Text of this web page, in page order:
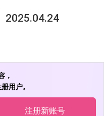
2025.04.24
，
用户。
注册新账号